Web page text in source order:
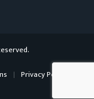
Privacy Policy